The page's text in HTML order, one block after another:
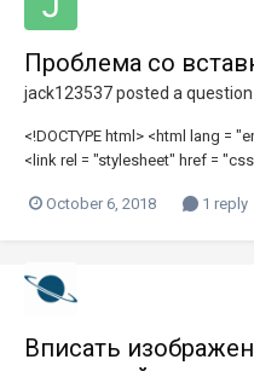
Проблема со
jack123537posted a question
<!DOCTYPE html> <html lang =
<link rel = "stylesheet" href =
<section> <div class =
October 6, 2018 1 reply
Вписать